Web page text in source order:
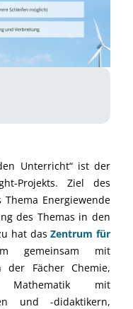
Unterricht“ ist der
Projekts. Ziel des
Energiewende
des Themas in den
hat dasZentrum für
gemeinsam mit
Fächer Chemie,
mit
und -didaktikern,